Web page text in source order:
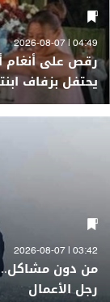
04:49 | 2026-08-07
رقص على أنغام
يحتفل بزفاف
03:42 | 2026-08-07
من دون مشاكل..
رجل الأعمال